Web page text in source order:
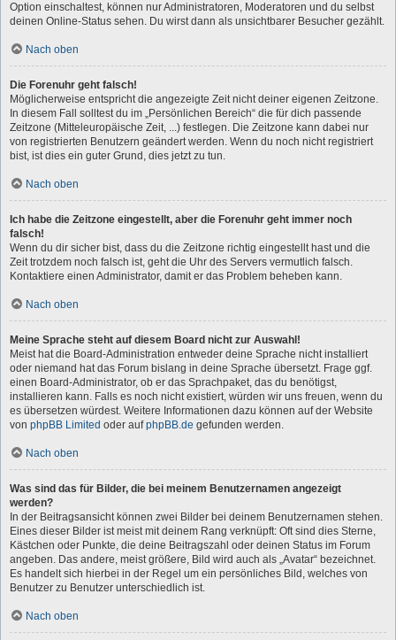
Option einschaltest, können nur Administratoren, Moderatoren und du selbst
deinen Online-Status sehen. Du wirst dann als unsichtbarer Besucher gezählt.
Nach oben
Die Forenuhr geht falsch!
Möglicherweise entspricht die angezeigte Zeit nicht deiner eigenen Zeitzone.
In diesem Fall solltest du im „Persönlichen Bereich“ die für dich passende
Zeitzone (Mitteleuropäische Zeit, ...) festlegen. Die Zeitzone kann dabei nur
von registrierten Benutzern geändert werden. Wenn du noch nicht registriert
bist, ist dies ein guter Grund, dies jetzt zu tun.
Nach oben
Ich habe die Zeitzone eingestellt, aber die Forenuhr geht immer noch
falsch!
Wenn du dir sicher bist, dass du die Zeitzone richtig eingestellt hast und die
Zeit trotzdem noch falsch ist, geht die Uhr des Servers vermutlich falsch.
Kontaktiere einen Administrator, damit er das Problem beheben kann.
Nach oben
Meine Sprache steht auf diesem Board nicht zur Auswahl!
Meist hat die Board-Administration entweder deine Sprache nicht installiert
oder niemand hat das Forum bislang in deine Sprache übersetzt. Frage ggf.
einen Board-Administrator, ob er das Sprachpaket, das du benötigst,
installieren kann. Falls es noch nicht existiert, würden wir uns freuen, wenn du
es übersetzen würdest. Weitere Informationen dazu können auf der Website
von phpBB Limited oder aufphpBB.de gefunden werden.
Nach oben
Was sind das für Bilder, die bei meinem Benutzernamen angezeigt
werden?
In der Beitragsansicht können zwei Bilder bei deinem Benutzernamen stehen.
Eines dieser Bilder ist meist mit deinem Rang verknüpft: Oft sind dies Sterne,
Kästchen oder Punkte, die deine Beitragszahl oder deinen Status im Forum
angeben. Das andere, meist größere, Bild wird auch als „Avatar“ bezeichnet.
Es handelt sich hierbei in der Regel um ein persönliches Bild, welches von
Benutzer zu Benutzer unterschiedlich ist.
Nach oben